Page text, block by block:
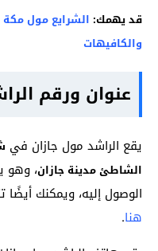
قد يهمك: الشرايع مول مكة
والكافيهات
عنوان ورقم
يقع الراشد مول جازان في
الشاطئ مدينة جازان، وهو
الوصول إليه، ويمكنك
هنا.